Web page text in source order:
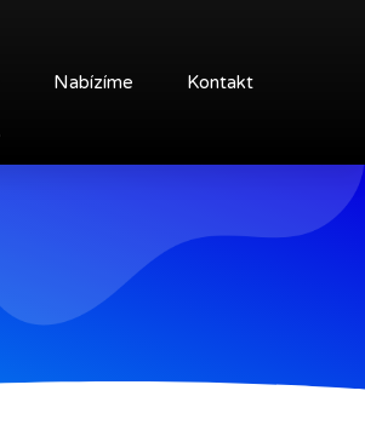
Nabízíme Kontakt